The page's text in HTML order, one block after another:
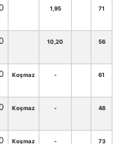
1,95 71
10,20 56
Koşmaz - 61
Koşmaz - 48
Koşmaz - 73